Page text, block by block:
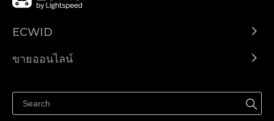
ECWID
ราคา
ขายออนไลน์
ขายบนเฟสบุ๊ค